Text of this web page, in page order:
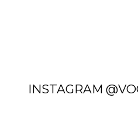
INSTAGRAM